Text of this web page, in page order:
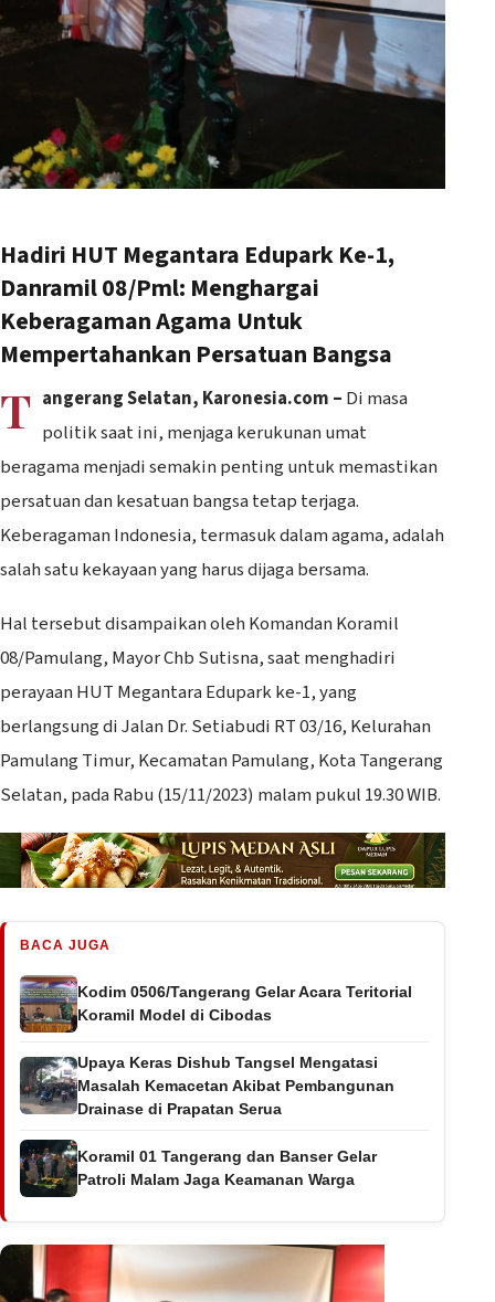
Hadiri HUT Megantara Edupark Ke-1,
Danramil 08/Pml: Menghargai
Keberagaman Agama Untuk
Mempertahankan Persatuan Bangsa
T angerang Selatan, Karonesia.com – Di masa
politik saat ini, menjaga kerukunan umat
beragama menjadi semakin penting untuk memastikan
persatuan dan kesatuan bangsa tetap terjaga.
Keberagaman Indonesia, termasuk dalam agama, adalah
salah satu kekayaan yang harus dijaga bersama.
Hal tersebut disampaikan oleh Komandan Koramil
08/Pamulang, Mayor Chb Sutisna, saat menghadiri
perayaan HUT Megantara Edupark ke-1, yang
berlangsung di Jalan Dr. Setiabudi RT 03/16, Kelurahan
Pamulang Timur, Kecamatan Pamulang, Kota Tangerang
Selatan, pada Rabu (15/11/2023) malam pukul 19.30 WIB.
BACA JUGA
Kodim 0506/Tangerang Gelar Acara Teritorial
Koramil Model di Cibodas
Upaya Keras Dishub Tangsel Mengatasi
Masalah Kemacetan Akibat Pembangunan
Drainase di Prapatan Serua
Koramil 01 Tangerang dan Banser Gelar
Patroli Malam Jaga Keamanan Warga